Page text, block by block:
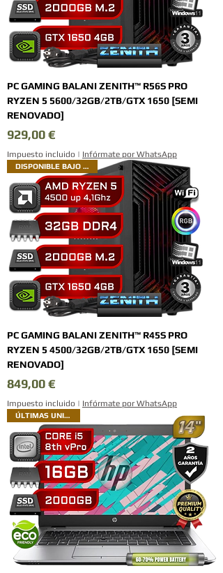
PC GAMING BALANI ZENITH™ R56S PRO
RYZEN 5 5600/32GB/2TB/GTX 1650 [SEMI
RENOVADO]
Precio
929,00 €
Impuesto incluido | Infórmate por WhatsApp
DISPONIBLE BAJO PEDIDO
PC GAMING BALANI ZENITH™ R45S PRO
RYZEN 5 4500/32GB/2TB/GTX 1650 [SEMI
RENOVADO]
Precio
849,00 €
Impuesto incluido | Infórmate por WhatsApp
ÚLTIMAS UNIDADES